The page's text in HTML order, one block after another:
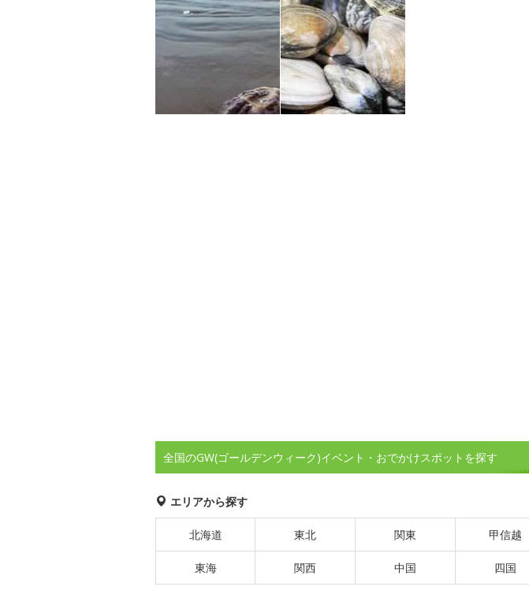
全国のGW(ゴールデンウィーク)イベント・おでかけスポットを探す
エリアから探す
北海道 東北 関東 甲信越
東海 関西 中国 四国